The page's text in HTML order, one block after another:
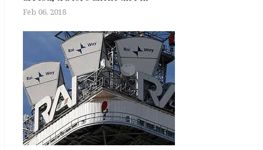
Feb 06, 2018